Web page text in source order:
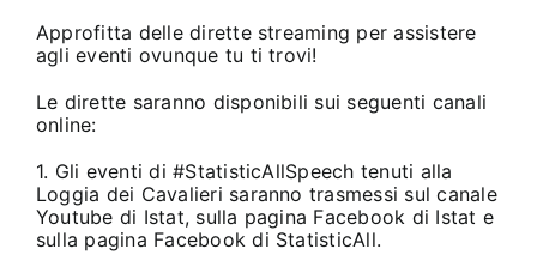
Approfitta delle dirette streaming per assistere
agli eventi ovunque tu ti trovi!
Le dirette saranno disponibili sui seguenti canali
online:
1. Gli eventi di #StatisticAllSpeech tenuti alla
Loggia dei Cavalieri saranno trasmessi sulcanale
Youtube di Istat, sulla pagina Facebook di Istat e
sulla pagina Facebook di StatisticAll.